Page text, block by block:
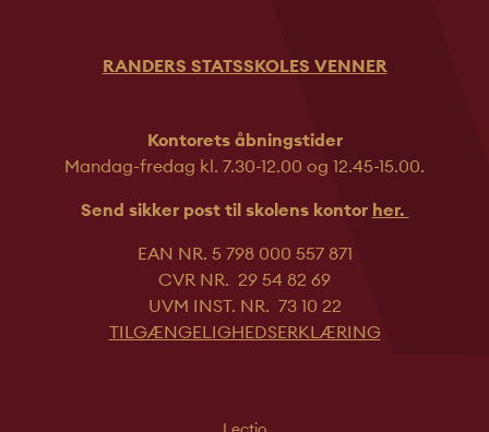
RANDERS STATSSKOLES VENNER
Kontorets åbningstider
Mandag-fredag kl. 7.30-12.00 og 12.45-15.00.
Send sikker post til skolens kontor her.
EAN NR. 5 798 000 557 871
CVR NR. 29 54 82 69
UVM INST. NR. 73 10 22
TILGÆNGELIGHEDSERKLÆRING